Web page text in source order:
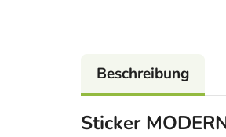
Beschreibung
Sticker